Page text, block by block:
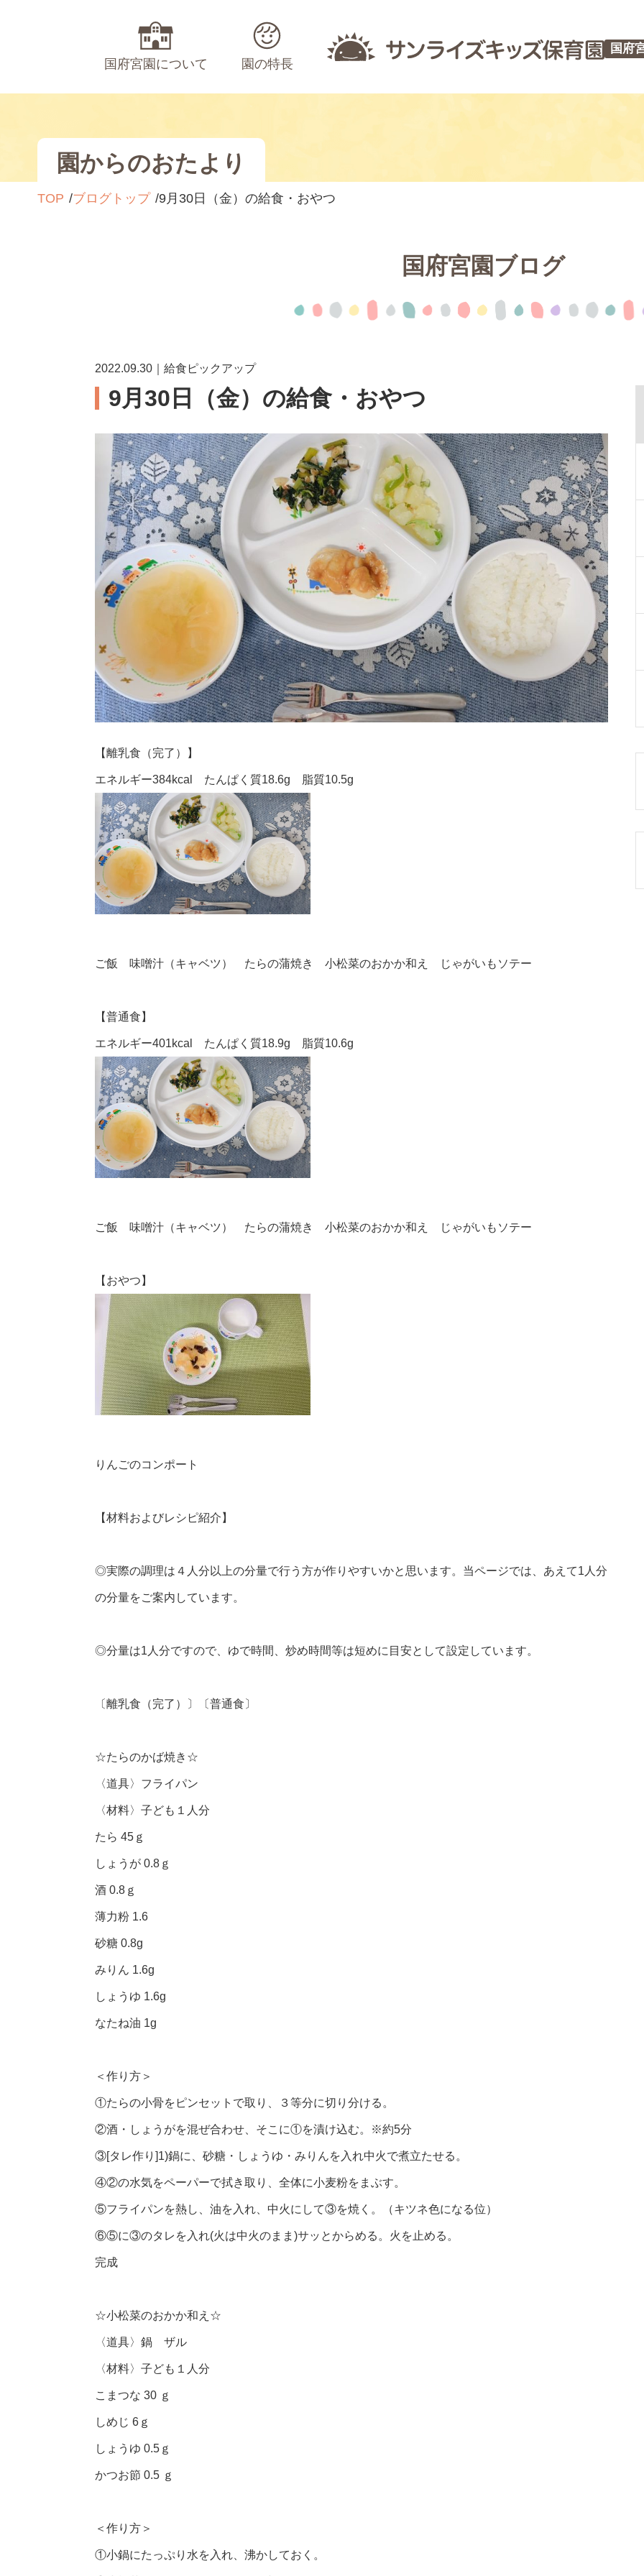
国府宮園について 園の特長
国府
園からのおたより
TOP ブログトップ 9月30日（金）の給食・おやつ
国府宮園ブログ
2022.09.30｜給食ピックアップ
9月30日（金）の給食・おやつ
【離乳食（完了）】
エネルギー384kcal たんぱく質18.6g 脂質10.5g
ご飯 味噌汁（キャベツ） たらの蒲焼き 小松菜のおかか和え じゃがいもソテー
【普通食】
エネルギー401kcal たんぱく質18.9g 脂質10.6g
ご飯 味噌汁（キャベツ） たらの蒲焼き 小松菜のおかか和え じゃがいもソテー
【おやつ】
りんごのコンポート
【材料およびレシピ紹介】
◎実際の調理は４人分以上の分量で行う方が作りやすいかと思います。当ページでは、あえて1人分
の分量をご案内しています。
◎分量は1人分ですので、ゆで時間、炒め時間等は短めに目安として設定しています。
〔離乳食（完了）〕〔普通食〕
☆たらのかば焼き☆
〈道具〉フライパン
〈材料〉子ども１人分
たら 45ｇ
しょうが 0.8ｇ
酒 0.8ｇ
薄力粉 1.6
砂糖 0.8g
みりん 1.6g
しょうゆ 1.6g
なたね油 1g
＜作り方＞
①たらの小骨をピンセットで取り、３等分に切り分ける。
②酒・しょうがを混ぜ合わせ、そこに①を漬け込む。※約5分
③[タレ作り]1)鍋に、砂糖・しょうゆ・みりんを入れ中火で煮立たせる。
④②の水気をペーパーで拭き取り、全体に小麦粉をまぶす。
⑤フライパンを熱し、油を入れ、中火にして③を焼く。（キツネ色になる位）
⑥⑤に③のタレを入れ(火は中火のまま)サッとからめる。火を止める。
完成
☆小松菜のおかか和え☆
〈道具〉鍋 ザル
〈材料〉子ども１人分
こまつな 30 ｇ
しめじ 6ｇ
しょうゆ 0.5ｇ
かつお節 0.5 ｇ
＜作り方＞
①小鍋にたっぷり水を入れ、沸かしておく。